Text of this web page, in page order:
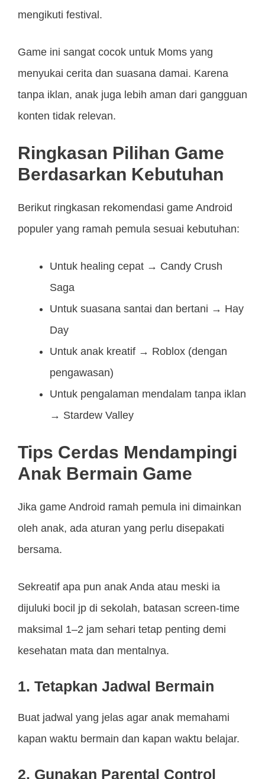
mengikuti festival.
Game ini sangat cocok untuk Moms yang
menyukai cerita dan suasana damai. Karena
tanpa iklan, anak juga lebih aman dari gangguan
konten tidak relevan.
Ringkasan Pilihan Game
Berdasarkan Kebutuhan
Berikut ringkasan rekomendasi game Android
populer yang ramah pemula sesuai kebutuhan:
Untuk healing cepat → Candy Crush
Saga
Untuk suasana santai dan bertani → Hay
Day
Untuk anak kreatif → Roblox (dengan
pengawasan)
Untuk pengalaman mendalam tanpa iklan
→ Stardew Valley
Tips Cerdas Mendampingi
Anak Bermain Game
Jika game Android ramah pemula ini dimainkan
oleh anak, ada aturan yang perlu disepakati
bersama.
Sekreatif apa pun anak Anda atau meski ia
dijuluki bocil jp di sekolah, batasan screen-time
maksimal 1–2 jam sehari tetap penting demi
kesehatan mata dan mentalnya.
1. Tetapkan Jadwal Bermain
Buat jadwal yang jelas agar anak memahami
kapan waktu bermain dan kapan waktu belajar.
2. Gunakan Parental Control